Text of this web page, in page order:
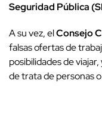
Seguridad Pública
A su vez, elConsejo
falsas ofertas de
posibilidades de
de trata de personas